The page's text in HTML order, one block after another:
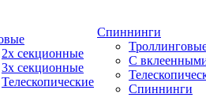
2х секционные
3х секционные
Телескопические
Спиннинги
С
Спиннинги